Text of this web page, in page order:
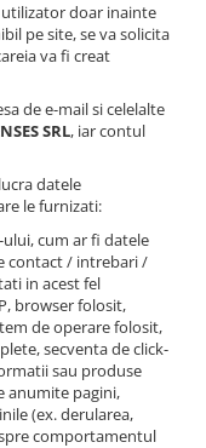
utilizator doar inainte
pe site, se va solicita
va fi creat
de e-mail si celelalte
SRL, iar contul
datele
le furnizati:
cum ar fi datele
contact / intrebari /
in acest fel
browser folosit,
de operare folosit,
secventa de click-
sau produse
anumite pagini,
(ex. derularea,
comportamentul